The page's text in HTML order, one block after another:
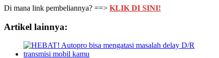
Di mana link pembeliannya? ==> KLIK DI SINI!
Artikel lainnya: